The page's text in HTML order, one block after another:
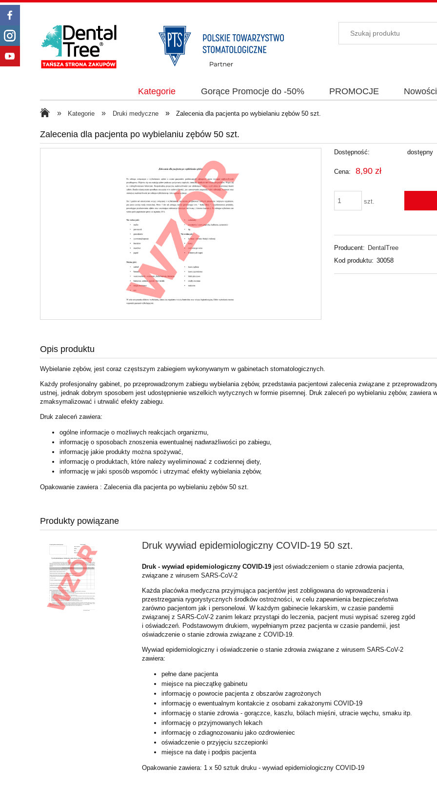
Kategorie Gorące Promocje do -50% PROMOCJE Nowości
» Kategorie » Druki medyczne » Zalecenia dla pacjenta po wybielaniu zębów 50 szt.
Zalecenia dla pacjenta po wybielaniu zębów 50 szt.
Dostępność: dostępny
Cena: 8,90 zł
szt.
Producent: DentalTree
Kod produktu: 30058
Opis produktu
Wybielanie zębów, jest coraz częstszym zabiegiem wykonywanym w gabinetach stomatologicznych.
Każdy profesjonalny gabinet, po przeprowadzonym zabiegu wybielania zębów, przedstawia pacjentowi zalecenia związane z
ustnej, jednak dobrym sposobem jest udostępnienie wszelkich wytycznych w formie pisemnej. Druk zaleceń po wybielaniu zębów, zawiera
zmaksymalizować i utrwalić efekty zabiegu.
Druk zaleceń zawiera:
ogólne informacje o możliwych reakcjach organizmu,
informację o sposobach znoszenia ewentualnej nadwrażliwości po zabiegu,
informację jakie produkty można spożywać,
informację o produktach, które należy wyeliminować z codziennej diety,
informację w jaki sposób wspomóc i utrzymać efekty wybielania zębów,
Opakowanie zawiera : Zalecenia dla pacjenta po wybielaniu zębów 50 szt.
Produkty powiązane
Druk wywiad epidemiologiczny COVID-19 50 szt.
Druk - wywiad epidemiologiczny COVID-19jest oświadczeniem o stanie zdrowia pacjenta,
związane z wirusem SARS-CoV-2
Każda placówka medyczna przyjmująca pacjentów jest zobligowana do wprowadzenia i
przestrzegania rygorystycznych środków ostrożności, w celu zapewnienia bezpieczeństwa
zarówno pacjentom jak i personelowi. W każdym gabinecie lekarskim, w czasie pandemii
związanej z SARS-CoV-2 zanim lekarz przystąpi do leczenia, pacjent musi wypisać szereg zgód
i oświadczeń. Podstawowym drukiem, wypełnianym przez pacjenta w czasie pandemii, jest
oświadczenie o stanie zdrowia związane z COVID-19.
Wywiad epidemiologiczny i oświadczenie o stanie zdrowia związane z wirusem SARS-CoV-2
zawiera:
pełne dane pacjenta
miejsce na pieczątkę gabinetu
informację o powrocie pacjenta z obszarów zagrożonych
informację o ewentualnym kontakcie z osobami zakażonymi COVID-19
informację o stanie zdrowia - gorączce, kaszlu, bólach mięśni, utracie węchu, smaku itp.
informację o przyjmowanych lekach
informację o zdiagnozowaniu jako ozdrowieniec
oświadczenie o przyjęciu szczepionki
miejsce na datę i podpis pacjenta
Opakowanie zawiera: 1 x 50 sztuk druku - wywiad epidemiologiczny COVID-19